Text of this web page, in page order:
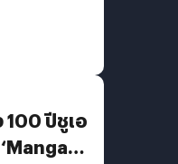
100 ปีชูเอ